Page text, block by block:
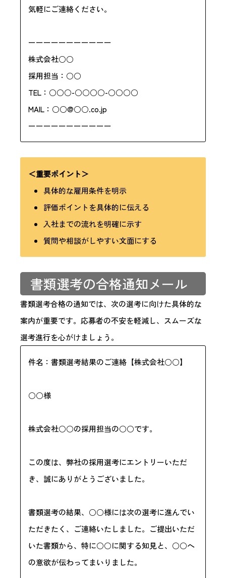
気軽にご連絡ください。
ーーーーーーーーーーー
株式会社○○
採用担当：○○
TEL：○○○-○○○○-○○○○
MAIL：○○@○○.co.jp
ーーーーーーーーーーー
＜重要ポイント＞
具体的な雇用条件を明示
評価ポイントを具体的に伝える
入社までの流れを明確に示す
質問や相談がしやすい文面にする
書類選考の合格通知メール
書類選考合格の通知では、次の選考に向けた具体的な
案内が重要です。応募者の不安を軽減し、スムーズな
選考進行を心がけましょう。
件名：書類選考結果のご連絡【株式会社○○】
○○様
株式会社○○の採用担当の○○です。
この度は、弊社の採用選考にエントリーいただ
き、誠にありがとうございました。
書類選考の結果、○○様には次の選考に進んでい
ただきたく、ご連絡いたしました。ご提出いただ
いた書類から、特に○○に関する知見と、○○へ
の意欲が伝わってまいりました。